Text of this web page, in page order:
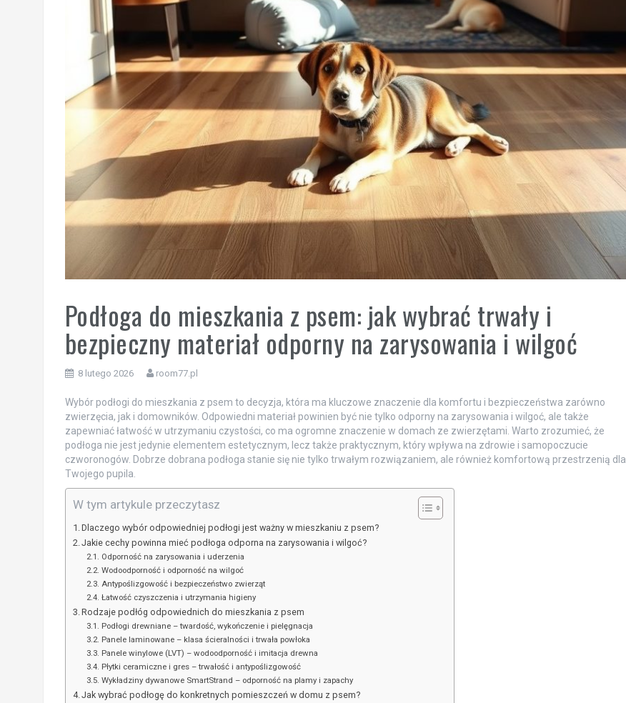
Podłoga do mieszkania z psem: jak wybrać trwały i
bezpieczny materiał odporny na zarysowania i wilgoć
8 lutego 2026 room77.pl
Wybór podłogi do mieszkania z psem to decyzja, która ma kluczowe znaczenie dla komfortu i bezpieczeństwa zarówno
zwierzęcia, jak i domowników. Odpowiedni materiał powinien być nie tylko odporny na zarysowania i wilgoć, ale także
zapewniać łatwość w utrzymaniu czystości, co ma ogromne znaczenie w domach ze zwierzętami. Warto zrozumieć, że
podłoga nie jest jedynie elementem estetycznym, lecz także praktycznym, który wpływa na zdrowie i samopoczucie
czworonogów. Dobrze dobrana podłoga stanie się nie tylko trwałym rozwiązaniem, ale również komfortową przestrzenią dla
Twojego pupila.
W tym artykule przeczytasz
Dlaczego wybór odpowiedniej podłogi jest ważny w mieszkaniu z psem?
Jakie cechy powinna mieć podłoga odporna na zarysowania i wilgoć?
Odporność na zarysowania i uderzenia
Wodoodporność i odporność na wilgoć
Antypoślizgowość i bezpieczeństwo zwierząt
Łatwość czyszczenia i utrzymania higieny
Rodzaje podłóg odpowiednich do mieszkania z psem
Podłogi drewniane – twardość, wykończenie i pielęgnacja
Panele laminowane – klasa ścieralności i trwała powłoka
Panele winylowe (LVT) – wodoodporność i imitacja drewna
Płytki ceramiczne i gres – trwałość i antypoślizgowość
Wykładziny dywanowe SmartStrand – odporność na plamy i zapachy
Jak wybrać podłogę do konkretnych pomieszczeń w domu z psem?